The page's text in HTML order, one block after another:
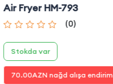
Air Fryer HM-793
(0)
Stokda var
70.00AZN nağd alışa endirim